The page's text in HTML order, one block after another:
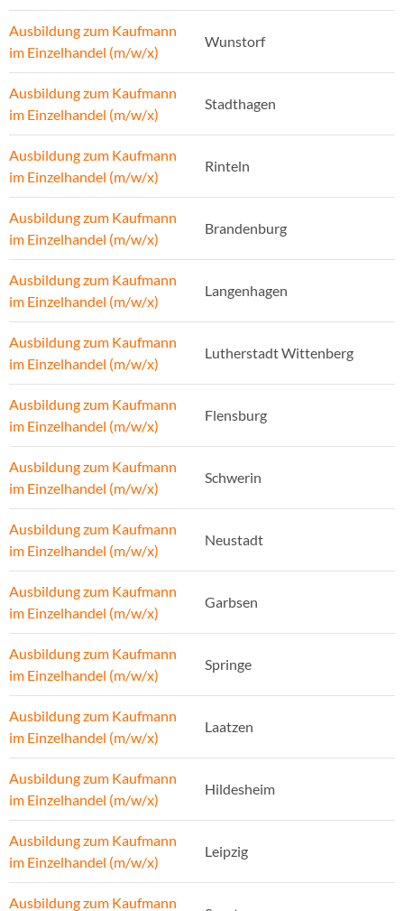
Ausbildung zum Kaufmann
im Einzelhandel (m/w/x)
Wunstorf
Ausbildung zum Kaufmann
im Einzelhandel (m/w/x)
Stadthagen
Ausbildung zum Kaufmann
im Einzelhandel (m/w/x)
Rinteln
Ausbildung zum Kaufmann
im Einzelhandel (m/w/x)
Brandenburg
Ausbildung zum Kaufmann
im Einzelhandel (m/w/x)
Langenhagen
Ausbildung zum Kaufmann
im Einzelhandel (m/w/x)
Lutherstadt Wittenberg
Ausbildung zum Kaufmann
im Einzelhandel (m/w/x)
Flensburg
Ausbildung zum Kaufmann
im Einzelhandel (m/w/x)
Schwerin
Ausbildung zum Kaufmann
im Einzelhandel (m/w/x)
Neustadt
Ausbildung zum Kaufmann
im Einzelhandel (m/w/x)
Garbsen
Ausbildung zum Kaufmann
im Einzelhandel (m/w/x)
Springe
Ausbildung zum Kaufmann
im Einzelhandel (m/w/x)
Laatzen
Ausbildung zum Kaufmann
im Einzelhandel (m/w/x)
Hildesheim
Ausbildung zum Kaufmann
im Einzelhandel (m/w/x)
Leipzig
Ausbildung zum Kaufmann